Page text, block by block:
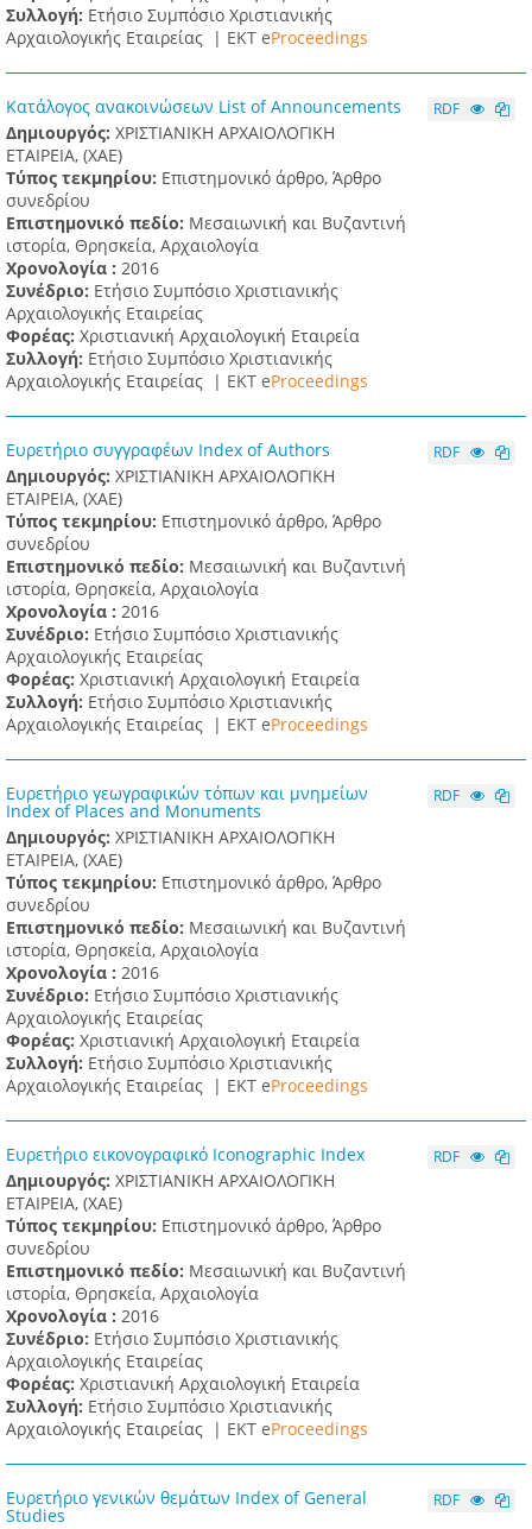
Συλλογή: Ετήσιο Συμπόσιο Χριστιανικής
Αρχαιολογικής Εταιρείας | ΕΚΤ eProceedings
Κατάλογος ανακοινώσεων List of Announcements
Δημιουργός: ΧΡΙΣΤΙΑΝΙΚΗ ΑΡΧΑΙΟΛΟΓΙΚΗ
ΕΤΑΙΡΕΙΑ, (XAE)
Τύπος τεκμηρίου: Επιστημονικό άρθρο, Άρθρο
συνεδρίου
Επιστημονικό πεδίο: Μεσαιωνική και Βυζαντινή
ιστορία, Θρησκεία, Αρχαιολογία
Χρονολογία : 2016
Συνέδριο: Ετήσιο Συμπόσιο Χριστιανικής
Αρχαιολογικής Εταιρείας
Φορέας: Χριστιανική Αρχαιολογική Εταιρεία
Συλλογή: Ετήσιο Συμπόσιο Χριστιανικής
Αρχαιολογικής Εταιρείας | ΕΚΤ eProceedings
RDF
Ευρετήριο συγγραφέων Index of Authors
Δημιουργός: ΧΡΙΣΤΙΑΝΙΚΗ ΑΡΧΑΙΟΛΟΓΙΚΗ
ΕΤΑΙΡΕΙΑ, (XAE)
Τύπος τεκμηρίου: Επιστημονικό άρθρο, Άρθρο
συνεδρίου
Επιστημονικό πεδίο: Μεσαιωνική και Βυζαντινή
ιστορία, Θρησκεία, Αρχαιολογία
Χρονολογία : 2016
Συνέδριο: Ετήσιο Συμπόσιο Χριστιανικής
Αρχαιολογικής Εταιρείας
Φορέας: Χριστιανική Αρχαιολογική Εταιρεία
Συλλογή: Ετήσιο Συμπόσιο Χριστιανικής
Αρχαιολογικής Εταιρείας | ΕΚΤ eProceedings
RDF
Ευρετήριο γεωγραφικών τόπων και μνημείων
Index of Places and Monuments
Δημιουργός: ΧΡΙΣΤΙΑΝΙΚΗ ΑΡΧΑΙΟΛΟΓΙΚΗ
ΕΤΑΙΡΕΙΑ, (XAE)
Τύπος τεκμηρίου: Επιστημονικό άρθρο, Άρθρο
συνεδρίου
Επιστημονικό πεδίο: Μεσαιωνική και Βυζαντινή
ιστορία, Θρησκεία, Αρχαιολογία
Χρονολογία : 2016
Συνέδριο: Ετήσιο Συμπόσιο Χριστιανικής
Αρχαιολογικής Εταιρείας
Φορέας: Χριστιανική Αρχαιολογική Εταιρεία
Συλλογή: Ετήσιο Συμπόσιο Χριστιανικής
Αρχαιολογικής Εταιρείας | ΕΚΤ eProceedings
RDF
Ευρετήριο εικονογραφικό Iconographic Index
Δημιουργός: ΧΡΙΣΤΙΑΝΙΚΗ ΑΡΧΑΙΟΛΟΓΙΚΗ
ΕΤΑΙΡΕΙΑ, (XAE)
Τύπος τεκμηρίου: Επιστημονικό άρθρο, Άρθρο
συνεδρίου
Επιστημονικό πεδίο: Μεσαιωνική και Βυζαντινή
ιστορία, Θρησκεία, Αρχαιολογία
Χρονολογία : 2016
Συνέδριο: Ετήσιο Συμπόσιο Χριστιανικής
Αρχαιολογικής Εταιρείας
Φορέας: Χριστιανική Αρχαιολογική Εταιρεία
Συλλογή: Ετήσιο Συμπόσιο Χριστιανικής
Αρχαιολογικής Εταιρείας | ΕΚΤ eProceedings
RDF
Ευρετήριο γενικών θεμάτων Index of General
Studies
RDF